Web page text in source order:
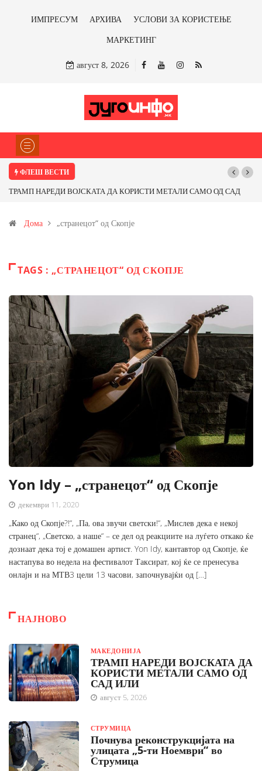
ИМПРЕСУМ АРХИВА
УСЛОВИ ЗА КОРИСТЕЊЕ
МАРКЕТИНГ
август 8, 2026
ФЛЕШ ВЕСТИ
ТРАМП НАРЕДИ ВОЈСКАТА ДА КОРИСТИ МЕТАЛИ САМО ОД САД
Иловица и со антимонот?
Дома „странецот“ од Скопје
TAGS : „СТРАНЕЦОТ“ ОД СКОПЈЕ
Yon Idy – „странецот“ од Скопје
декември 11, 2020
„Како од Скопје?!“, „Па, ова звучи светски!“, „Мислев дека е некој
странец“, „Светско, а наше“ – се дел од реакциите на луѓето откако ќе
дознаат дека тој е домашен артист. Yon Idy, кантавтор од Скопје, ќе
настапува во недела на фестивалот Таксират, кој ќе се пренесува
онлајн и на МТВ3 цели 13 часови, започнувајќи од […]
НАЈНОВО
МАКЕДОНИЈА
ТРАМП НАРЕДИ ВОЈСКАТА ДА
КОРИСТИ МЕТАЛИ САМО ОД
САД ИЛИ
август 5, 2026
СТРУМИЦА
Почнува реконструкцијата на
улицата „5-ти Ноември“ во
Струмица